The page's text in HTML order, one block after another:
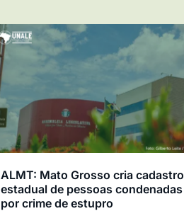
ALMT: Mato Grosso cria cadastro
estadual de pessoas condenadas
por crime de estupro